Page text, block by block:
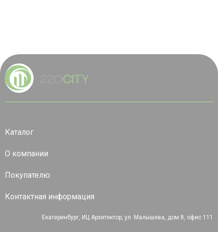
Каталог
О компании
Покупателю
Контактная информация
Екатеринбург, ИЦ Архитектор, ул. Малышева, дом 8, офис 111